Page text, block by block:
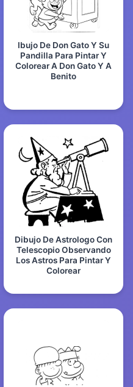
Ibujo De Don Gato Y Su
Pandilla Para Pintar Y
Colorear A Don Gato Y A
Benito
Dibujo De Astrologo Con
Telescopio Observando
Los Astros Para Pintar Y
Colorear